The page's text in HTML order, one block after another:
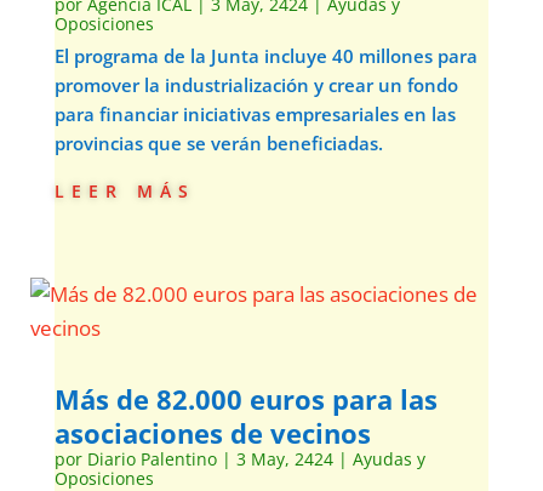
Oposiciones
El programa de la Junta incluye 40 millones para
promover la industrialización y crear un fondo
para financiar iniciativas empresariales en las
provincias que se verán beneficiadas.
leer más
Más de 82.000 euros para las
asociaciones de vecinos
por Diario Palentino| 3 May, 2424| Ayudas y
Oposiciones